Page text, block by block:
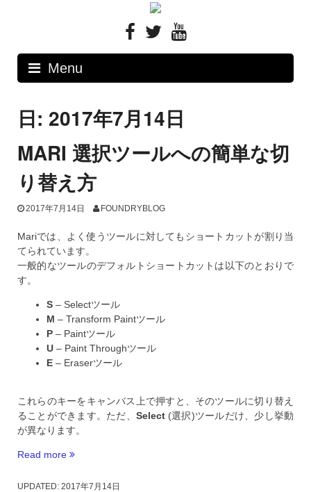
Menu
日: 2017年7月14日
MARI 選択ツールへの簡単な切
り替え方
2017年7月14日 FOUNDRYBLOG
Mariでは、よく使うツールに対してもショートカットが割り当
てられています。
一般的なツールのデフォルトショートカットは以下のとおりで
す。
S – Selectツール
M – Transform Paintツール
P – Paintツール
U – Paint Throughツール
E – Eraserツール
これらのキーをキャンバス上で押すと、そのツールに切り替え
ることができます。ただ、 Select(選択)ツールだけ、少し挙動
が異なります。
Read more “MARI
択
UPDATED: 2017年7月14日